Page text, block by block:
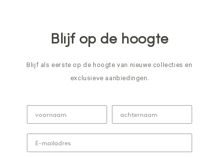
Blijf op de hoogte
Blijf als eerste op de hoogte van nieuwe collecties en
exclusieve aanbiedingen.